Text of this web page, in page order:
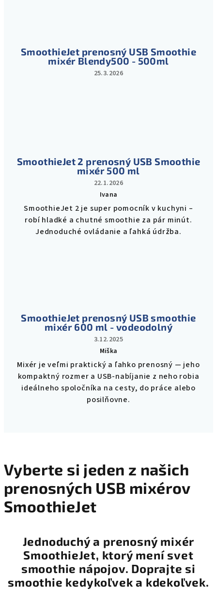
SmoothieJet prenosný USB Smoothie
mixér Blendy500 - 500ml
25.3.2026
SmoothieJet 2 prenosný USB Smoothie
mixér 500 ml
Hodnotenie
produktu
je
5
z
Ivana
22.1.2026
SmoothieJet 2 je super pomocník v kuchyni –
robí hladké a chutné smoothie za pár minút.
Jednoduché ovládanie a ľahká údržba.
SmoothieJet prenosný USB smoothie
mixér 600 ml - vodeodolný
Hodnotenie
produktu
je
5
z
5
Miška
3.12.2025
Mixér je veľmi praktický a ľahko prenosný — jeho
kompaktný rozmer a USB-nabíjanie z neho robia
ideálneho spoločníka na cesty, do práce alebo
posilňovne.
Vyberte si jeden z našich
prenosných USB mixérov
SmoothieJet
Jednoduchý a prenosný mixér
SmoothieJet, ktorý mení svet
smoothie nápojov. Doprajte si
smoothie kedykoľvek a kdekoľvek.